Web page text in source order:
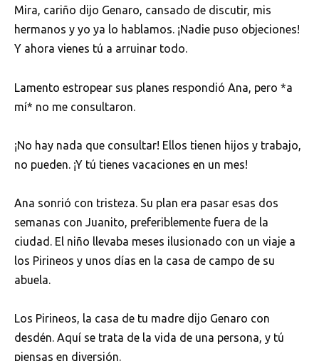
Mira, cariño dijo Genaro, cansado de discutir, mis
hermanos y yo ya lo hablamos. ¡Nadie puso objeciones!
Y ahora vienes tú a arruinar todo.
Lamento estropear sus planes respondió Ana, pero *a
mí* no me consultaron.
¡No hay nada que consultar! Ellos tienen hijos y trabajo,
no pueden. ¡Y tú tienes vacaciones en un mes!
Ana sonrió con tristeza. Su plan era pasar esas dos
semanas con Juanito, preferiblemente fuera de la
ciudad. El niño llevaba meses ilusionado con un viaje a
los Pirineos y unos días en la casa de campo de su
abuela.
Los Pirineos, la casa de tu madre dijo Genaro con
desdén. Aquí se trata de la vida de una persona, y tú
piensas en diversión.